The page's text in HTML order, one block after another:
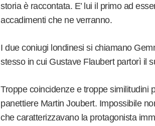
storia è raccontata. E’ lui il primo ad
accadimenti che ne verranno.
I due coniugi londinesi si chiamano
stesso in cui Gustave Flaubert partorì il
Troppe coincidenze e troppe similitudini
panettiere Martin Joubert. Impossibile
che caratterizzavano la protagonista